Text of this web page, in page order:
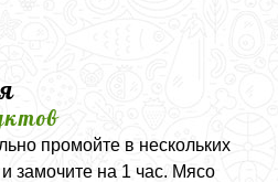
промойте в нескольких
замочите на 1 час. Мясо